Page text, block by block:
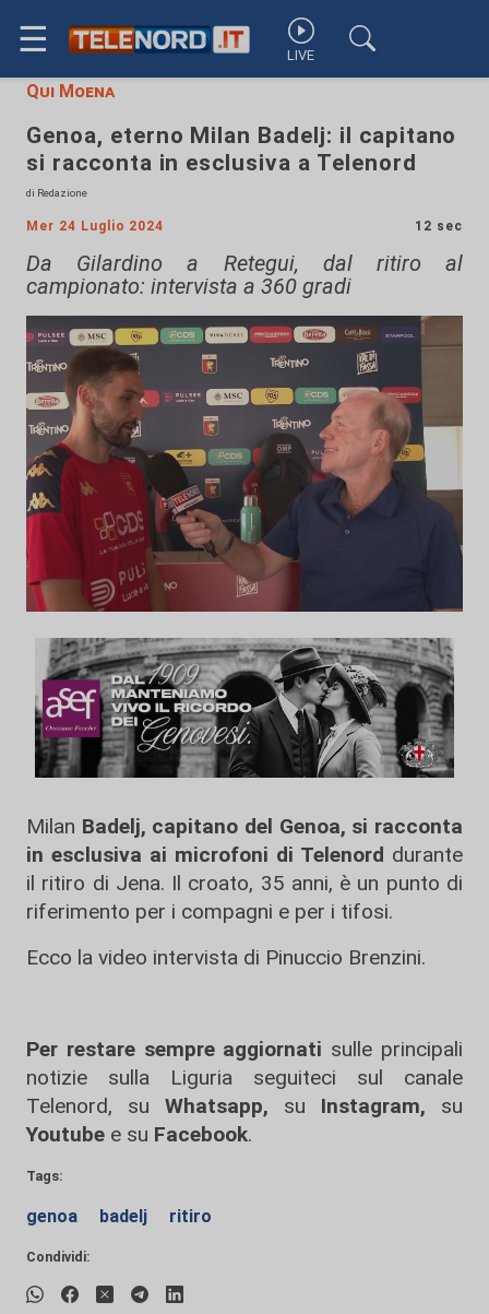
☰ LIVE
Qui Moena
Genoa, eterno Milan Badelj: il capitano
si racconta in esclusiva a Telenord
di Redazione
Mer 24 Luglio 2024 12 sec
Da Gilardino a Retegui, dal ritiro al
campionato: intervista a 360 gradi
Milan Badelj, capitano del Genoa, si racconta
in esclusiva ai microfoni di Telenord durante
il ritiro di Jena. Il croato, 35 anni, è un punto di
riferimento per i compagni e per i tifosi.
Ecco la video intervista di Pinuccio Brenzini.
Per restare sempre aggiornati sulle principali
notizie sulla Liguria seguiteci sul canale
Telenord, su
Whatsapp, su Instagram, su
Youtube e su Facebook.
Tags:
genoa badelj ritiro
Condividi: